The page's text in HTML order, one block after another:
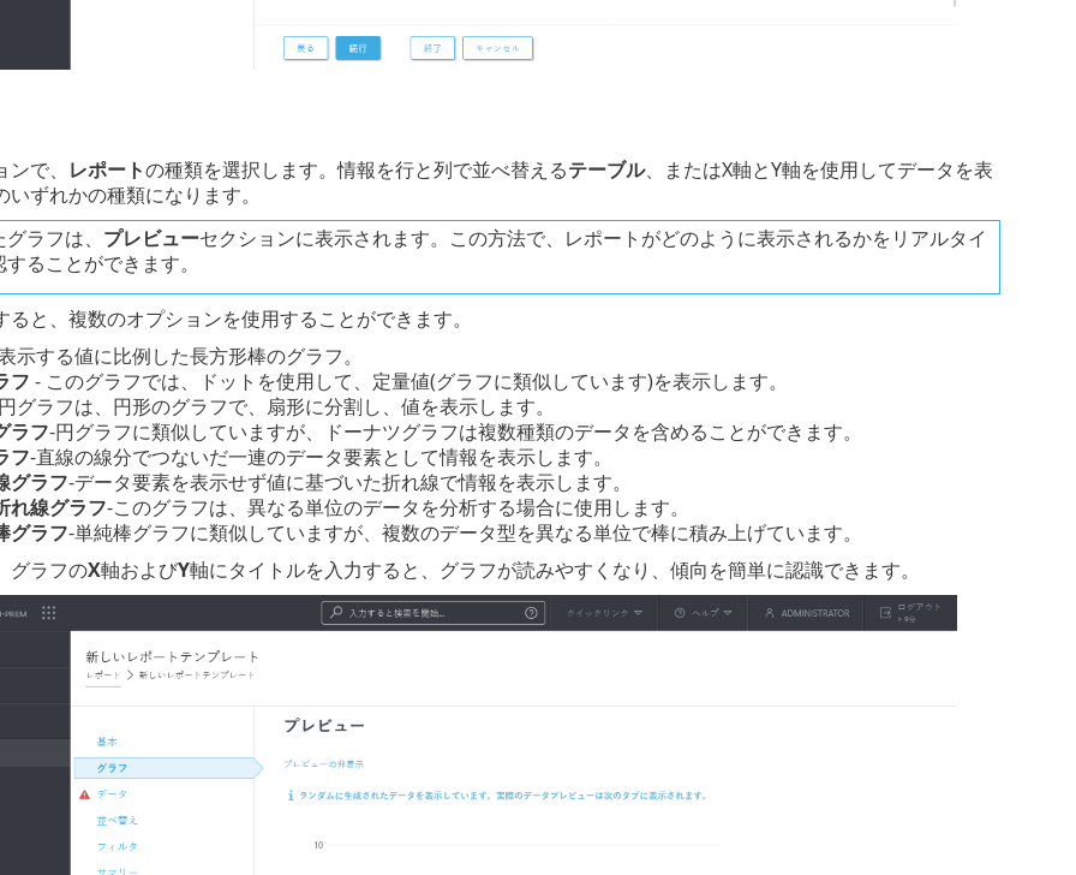
で、 レポートの種類を選択します。情報を行と列で並べ替えるテーブル、またはX軸とY軸を使用してデータを表
いずれかの種類になります。
ラフは、 プレビューセクションに表示されます。この方法で、レポートがどのように表示されるかをリアルタイ
ることができます。
ると、複数のオプションを使用することができます。
示する値に比例した長方形棒のグラフ。
フ - このグラフでは、ドットを使用して、定量値(グラフに類似しています)を表示します。
グラフは、円形のグラフで、扇形に分割し、値を表示します。
ラフ-円グラフに類似していますが、ドーナツグラフは複数種類のデータを含めることができます。
フ-直線の線分でつないだ一連のデータ要素として情報を表示します。
グラフ-データ要素を表示せず値に基づいた折れ線で情報を表示します。
れ線グラフ-このグラフは、異なる単位のデータを分析する場合に使用します。
グラフ-単純棒グラフに類似していますが、複数のデータ型を異なる単位で棒に積み上げています。
グラフのX軸およびY軸にタイトルを入力すると、グラフが読みやすくなり、傾向を簡単に認識できます。